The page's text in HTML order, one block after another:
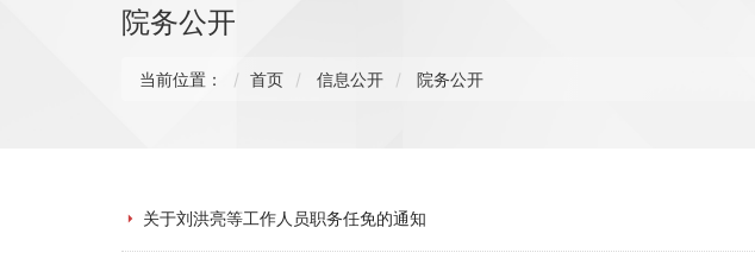
院务公开
当前位置： 首页 信息公开 院务公开
关于刘洪亮等工作人员职务任免的通知